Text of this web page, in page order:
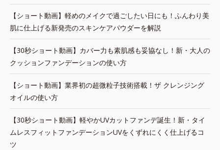
【ショート動画】軽めのメイクで過ごしたい日にも！ふんわり美
肌に仕上げる新発売のスキンケアパウダーを解説
【30秒ショート動画】カバー力も素肌感も妥協なし！新・大人の
クッションファンデーションの使い方
【ショート動画】業界初の超微粒子技術搭載！ザ クレンジング
オイルの使い方
【30秒ショート動画】軽やかUVカットファンデ誕生！新・タイ
ムレスフィットファンデーションUVをくずれにくく仕上げるコ
ツ